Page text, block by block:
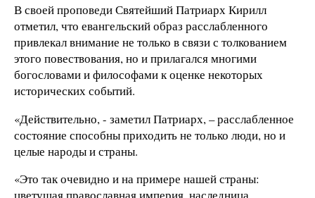
В своей проповеди Святейший Патриарх Кирилл
отметил, что евангельский образ расслабленного
привлекал внимание не только в связи с толкованием
этого повествования, но и прилагался многими
богословами и философами к оценке некоторых
исторических событий.
«Действительно, - заметил Патриарх, – расслабленное
состояние способны приходить не только люди, но и
целые народы и страны.
«Это так очевидно и на примере нашей страны: